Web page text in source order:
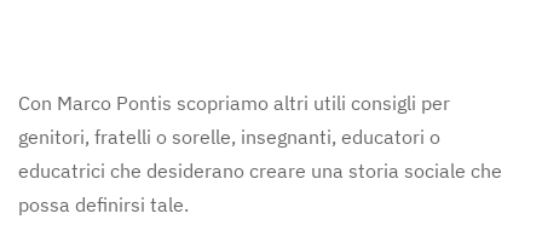
Con Marco Pontis scopriamo altri utili consigli per
genitori, fratelli o sorelle, insegnanti, educatori o
educatrici che desiderano creare una storia sociale che
possa definirsi tale.